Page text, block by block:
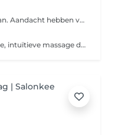
Zen betekent inkeer, naar binnen gaan. Aandacht hebben voor wat isontvankelijkheid en helderheid, voorbij alle voorstellingen en denkbeelden. Wat is een Totally Zen Massage Zen is een meditatievorm die zijn oorsprong vindt in het boeddhisme in India. De meditatievorm verspreidde zich daarna via Japan en China naar de westerse wereld. Het is de bedoeling om via meditatie en intense concentratieoefeningen inzicht te krijgen in je ware aard. Dit zou helpen om op een vrijere manier door het leven te gaan. Het is een bewustzijnstoestand waarbij men vrij is van gedachten. Door deze massage te ontvangen, zorgen we voor een leeg en rustig hoofd. Maar ook alle spanning uit je lichaam te laten afvloeien.
Een holistische massage is een zachte, intuïtieve massage die lichaam en geest als één geheel benadert. Met aandachtige aanrakingen en gebruik van verschillende technieken bevordert het ontspanning, herstelt energiebalans en vermindert stress. Deze massage ondersteunt emotioneel welzijn, stimuleert zelfbewustzijn en brengt diepe rust, terwijl blokkades worden losgelaten voor een harmonieuze levensenergie.